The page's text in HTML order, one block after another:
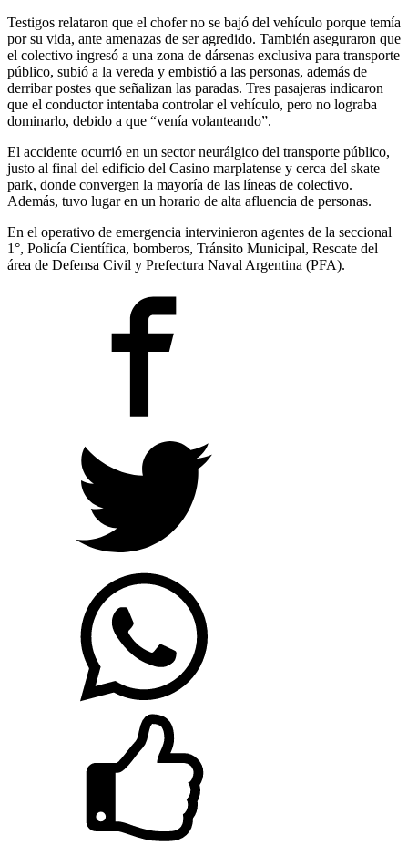
Testigos relataron que el chofer no se bajó del vehículo porque temía
por su vida, ante amenazas de ser agredido. También aseguraron que
el colectivo ingresó a una zona de dársenas exclusiva para transporte
público, subió a la vereda y embistió a las personas, además de
derribar postes que señalizan las paradas. Tres pasajeras indicaron
que el conductor intentaba controlar el vehículo, pero no lograba
dominarlo, debido a que “venía volanteando”.
El accidente ocurrió en un sector neurálgico del transporte público,
justo al final del edificio del Casino marplatense y cerca del skate
park, donde convergen la mayoría de las líneas de colectivo.
Además, tuvo lugar en un horario de alta afluencia de personas.
En el operativo de emergencia intervinieron agentes de la seccional
1°, Policía Científica, bomberos, Tránsito Municipal, Rescate del
área de Defensa Civil y Prefectura Naval Argentina (PFA).